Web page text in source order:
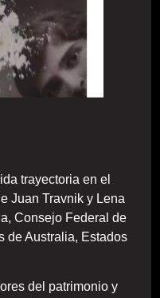
trayectoria en el
Juan Travnik y Lena
Consejo Federal de
de Australia, Estados
del patrimonio y